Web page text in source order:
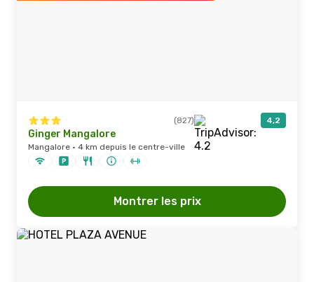
(827) 4,2
Ginger Mangalore
Mangalore · 4 km depuis le centre-ville
Montrer les prix